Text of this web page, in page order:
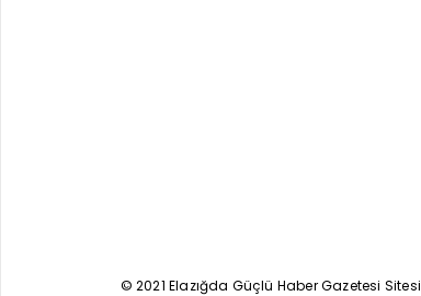
© 2021 Elazığda Güçlü Haber Gazetesi Sitesi